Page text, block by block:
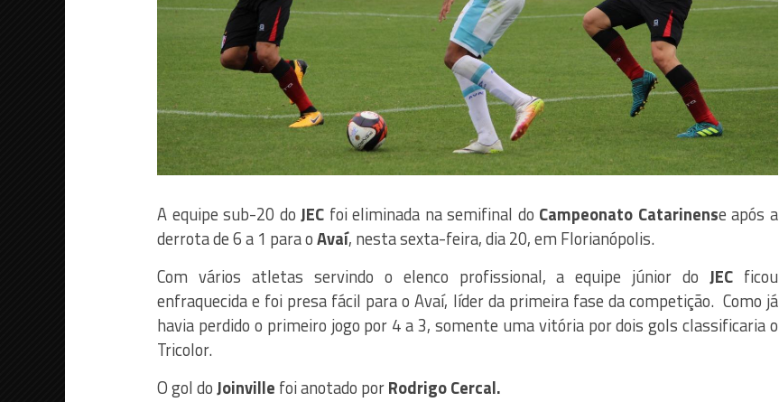
A equipe sub-20 doJEC foi eliminada na semifinal do Campeonato Catarinense após a
derrota de 6 a 1 para oAvaí, nesta sexta-feira, dia 20, em Florianópolis.
Com vários atletas servindo o elenco profissional, a equipe júnior doJEC ficou
enfraquecida e foi presa fácil para o Avaí, líder da primeira fase da competição. Como já
havia perdido o primeiro jogo por 4 a 3, somente uma vitória por dois gols classificaria o
Tricolor.
O gol doJoinville foi anotado porRodrigo Cercal.